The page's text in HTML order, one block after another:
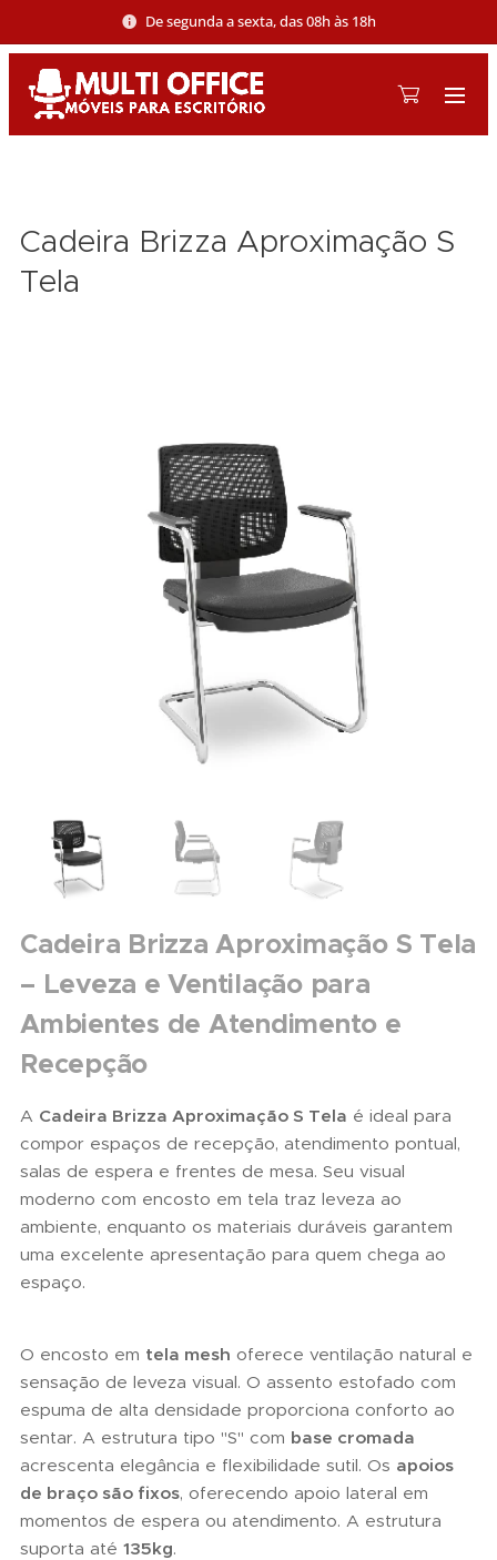
De segunda a sexta, das 08h às 18h
Cadeira Brizza Aproximação S
Tela
Cadeira Brizza Aproximação S Tela
– Leveza e Ventilação para
Ambientes de Atendimento e
Recepção
A Cadeira Brizza Aproximação S Tela é ideal para
compor espaços de recepção, atendimento pontual,
salas de espera e frentes de mesa. Seu visual
moderno com encosto em tela traz leveza ao
ambiente, enquanto os materiais duráveis garantem
uma excelente apresentação para quem chega ao
espaço.
O encosto em tela mesh oferece ventilação natural e
sensação de leveza visual. O assento estofado com
espuma de alta densidade proporciona conforto ao
sentar. A estrutura tipo "S" com base cromada
acrescenta elegância e flexibilidade sutil. Os apoios
de braço são fixos, oferecendo apoio lateral em
momentos de espera ou atendimento. A estrutura
suporta até 135kg.